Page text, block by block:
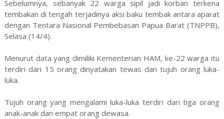
Sebelumnya, sebanyak 22 warga sipil jadi korban terkena
tembakan di tengah terjadinya aksi baku tembak antara aparat
dengan Tentara Nasional Pembebasan Papua Barat (TNPPB),
Selasa (14/4).
Menurut data yang dimiliki Kementerian HAM, ke-22 warga itu
terdiri dari 15 orang dinyatakan tewas dan tujuh orang luka-
luka.
Tujuh orang yang mengalami luka-luka terdiri dari tiga orang
anak-anak dan empat orang dewasa.